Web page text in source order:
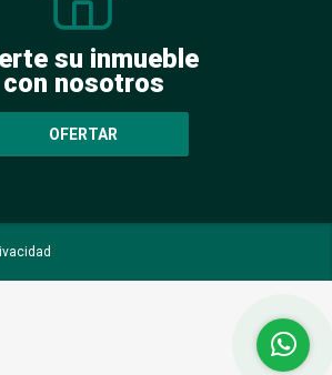
su inmueble
con nosotros
OFERTAR